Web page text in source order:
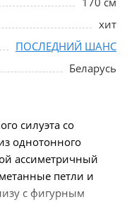
хит
ПОСЛЕДНИЙ ШАНС
Беларусь
силуэта со
однотонного
ассиметричный
петли и
с фигурным